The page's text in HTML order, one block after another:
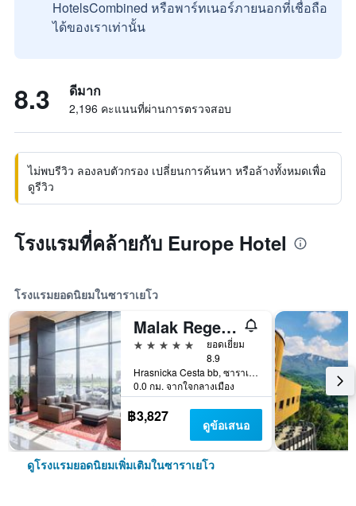
HotelsCombined หรือพาร์ทเนอร์ภายนอกที่เชื่อถือ
ได้ของเราเท่านั้น
8.3 ดีมาก
2,196 คะแนนที่ผ่านการตรวจสอบ
ไม่พบรีวิว ลองลบตัวกรอง เปลี่ยนการค้นหา หรือล้างทั้งหมดเพื่อ
ดูรีวิว
โรงแรมที่คล้ายกับ Europe Hotel
โรงแรมยอดนิยมในซาราเยโว
Malak Regency Hotel
5 ดาว
ยอดเยี่ยม
8.9
Hrasnicka Cesta bb, ซาราเยโว, บอสเนียและเฮอร์เซโกวีนา
0.0 กม. จากใจกลางเมือง
฿3,827 ดูข้อเสนอ
ดูโรงแรมยอดนิยมเพิ่มเติมในซาราเยโว